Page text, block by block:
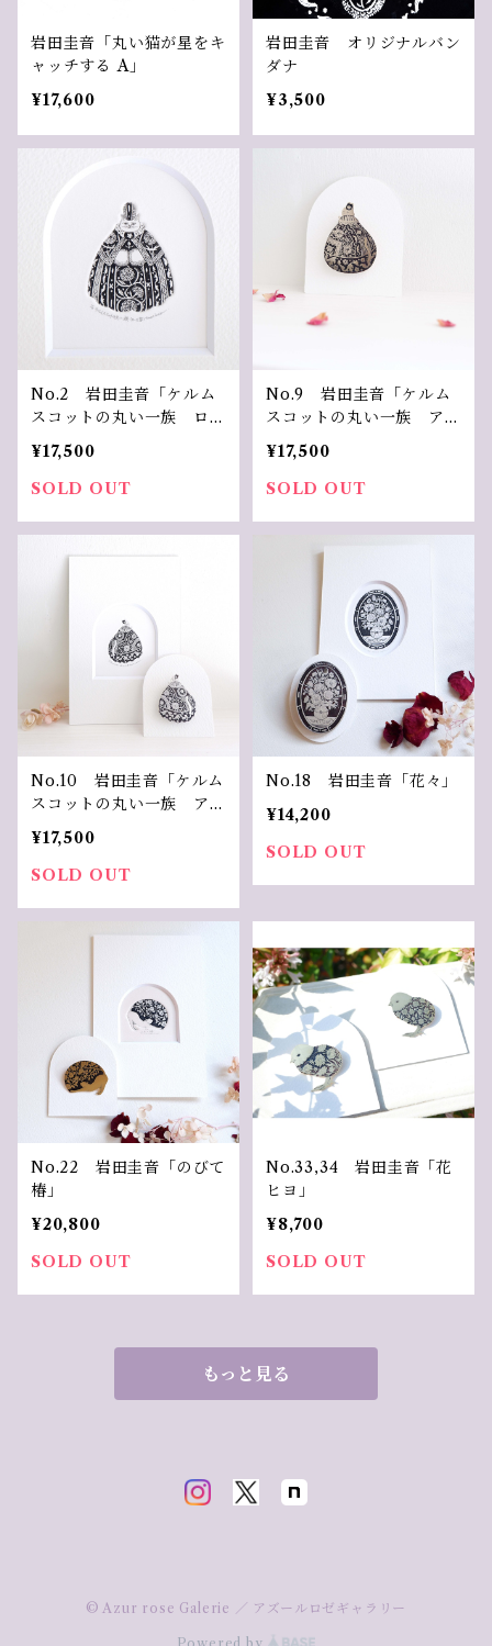
岩田圭音「丸い猫が星をキ
ャッチする A」
¥17,600
岩田圭音 オリジナルバン
ダナ
¥3,500
No.2 岩田圭音「ケルム
スコットの丸い一族 ロー
ズ家」
¥17,500
SOLD OUT
No.9 岩田圭音「ケルム
スコットの丸い一族 アカ
ンサス家」
¥17,500
SOLD OUT
No.10 岩田圭音「ケルム
スコットの丸い一族 アカ
ンサス家」
¥17,500
SOLD OUT
No.18 岩田圭音「花々」
¥14,200
SOLD OUT
No.22 岩田圭音「のびて
椿」
¥20,800
SOLD OUT
No.33,34 岩田圭音「花
ヒヨ」
¥8,700
SOLD OUT
もっと見る
© Azur rose Galerie ／ アズールロゼギャラリー